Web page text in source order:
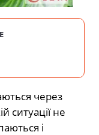
через
ситуації не
і